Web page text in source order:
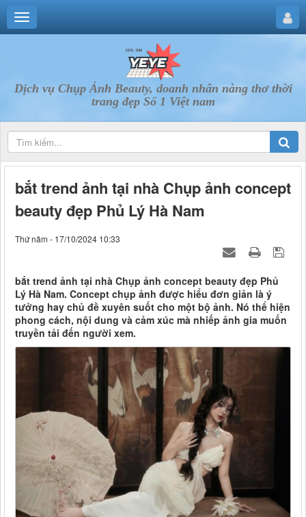
Dịch vụ Chụp Ảnh Beauty, doanh nhân nàng thơ thời
trang đẹp Số 1 Việt nam
bắt trend ảnh tại nhà Chụp ảnh concept
beauty đẹp Phủ Lý Hà Nam
Thứ năm - 17/10/2024 10:33
bắt trend ảnh tại nhà Chụp ảnh concept beauty đẹp Phủ
Lý Hà Nam. Concept chụp ảnh được hiểu đơn giản là ý
tưởng hay chủ đề xuyên suốt cho một bộ ảnh. Nó thể hiện
phong cách, nội dung và cảm xúc mà nhiếp ảnh gia muốn
truyền tải đến người xem.